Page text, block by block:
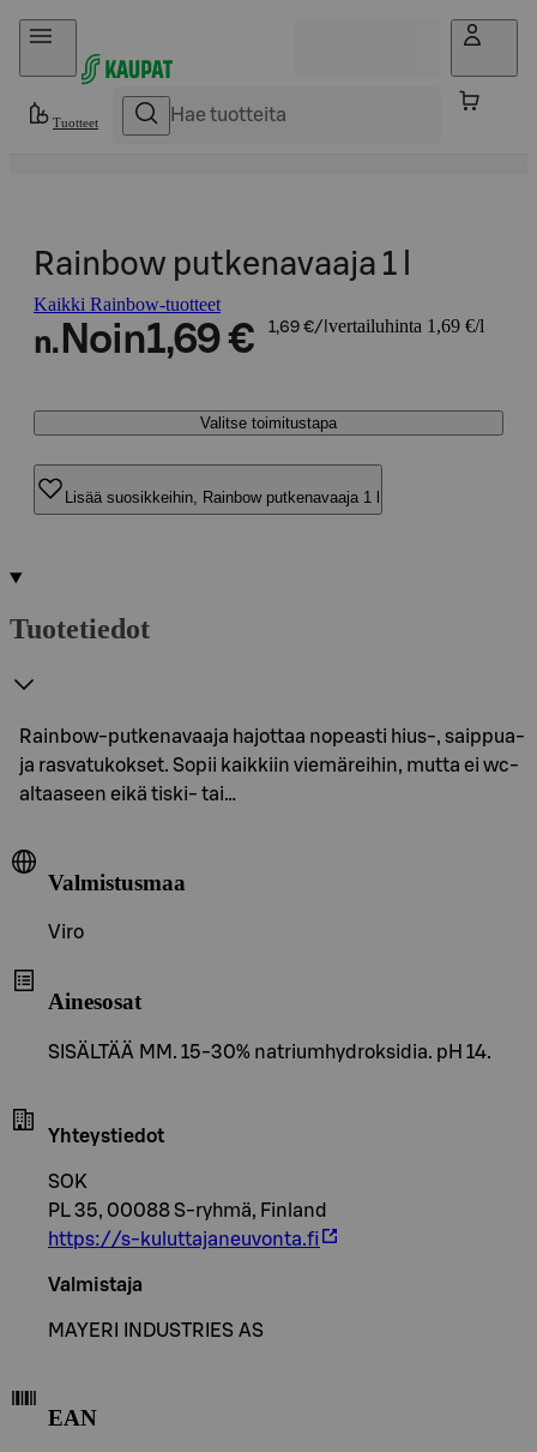
Hyppää sisältöön
Tuotteet
Rainbow putkenavaaja 1 l
Kaikki Rainbow-tuotteet
n. Noin1,69 € 1,69 €/l vertailuhinta 1,69 €/l
Valitse toimitustapa
Lisää suosikkeihin, Rainbow putkenavaaja 1 l
Tuotetiedot
Rainbow-putkenavaaja hajottaa nopeasti hius-, saippua-
ja rasvatukokset. Sopii kaikkiin viemäreihin, mutta ei wc-
altaaseen eikä tiski- tai…
Valmistusmaa
Viro
Ainesosat
SISÄLTÄÄ MM. 15-30% natriumhydroksidia. pH 14.
Yhteystiedot
SOK
PL 35, 00088 S-ryhmä, Finland
https://s-kuluttajaneuvonta.fi
Valmistaja
MAYERI INDUSTRIES AS
EAN